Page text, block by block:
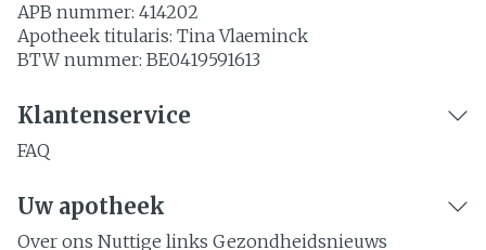
APB nummer: 414202
Apotheek titularis: Tina Vlaeminck
BTW nummer: BE0419591613
Klantenservice
FAQ
Uw apotheek
Over ons Nuttige links Gezondheidsnieuws